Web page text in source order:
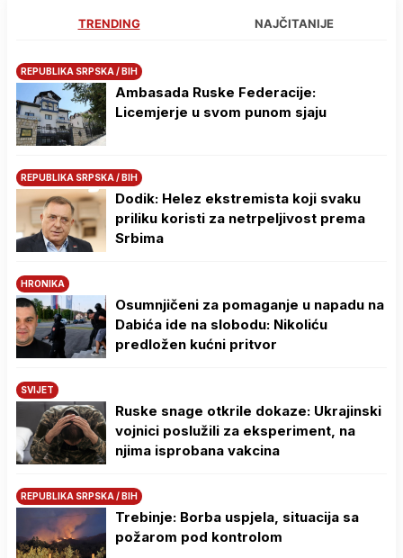
TRENDING NAJČITANIJE
REPUBLIKA SRPSKA / BIH
Ambasada Ruske Federacije:
Licemjerje u svom punom sjaju
REPUBLIKA SRPSKA / BIH
Dodik: Helez ekstremista koji svaku
priliku koristi za netrpeljivost prema
Srbima
HRONIKA
Osumnjičeni za pomaganje u napadu na
Dabića ide na slobodu: Nikoliću
predložen kućni pritvor
SVIJET
Ruske snage otkrile dokaze: Ukrajinski
vojnici poslužili za eksperiment, na
njima isprobana vakcina
REPUBLIKA SRPSKA / BIH
Trebinje: Borba uspjela, situacija sa
požarom pod kontrolom